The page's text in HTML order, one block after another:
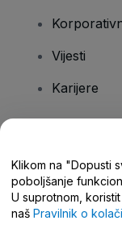
Vijesti
Karijere
Centar za
Klikom na "Dopusti
poboljšanje
U suprotnom,
naš Pravilnik o